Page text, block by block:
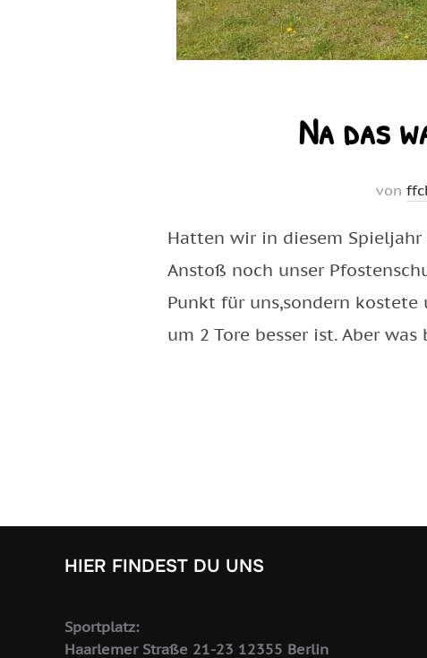
Na das
von
Hatten wir in diesem Spieljahr
Anstoß noch unser
Punkt für uns,sondern
um 2 Tore besser ist. Aber
HIER FINDEST DU UNS
Sportplatz:
Haarlemer Straße 21-23 12355 Berlin